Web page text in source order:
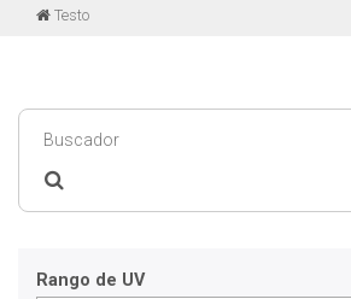
Testo
Rango de UV